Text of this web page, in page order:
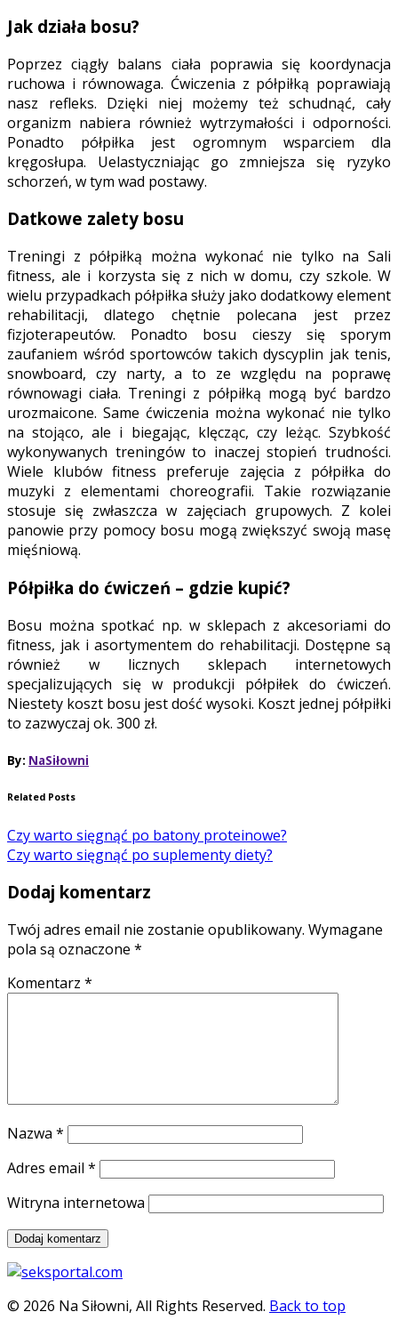
Jak działa bosu?
Poprzez ciągły balans ciała poprawia się koordynacja
ruchowa i równowaga. Ćwiczenia z półpiłką poprawiają
nasz refleks. Dzięki niej możemy też schudnąć, cały
organizm nabiera również wytrzymałości i odporności.
Ponadto półpiłka jest ogromnym wsparciem dla
kręgosłupa. Uelastyczniając go zmniejsza się ryzyko
schorzeń, w tym wad postawy.
Datkowe zalety bosu
Treningi z półpiłką można wykonać nie tylko na Sali
fitness, ale i korzysta się z nich w domu, czy szkole. W
wielu przypadkach półpiłka służy jako dodatkowy element
rehabilitacji, dlatego chętnie polecana jest przez
fizjoterapeutów. Ponadto bosu cieszy się sporym
zaufaniem wśród sportowców takich dyscyplin jak tenis,
snowboard, czy narty, a to ze względu na poprawę
równowagi ciała. Treningi z półpiłką mogą być bardzo
urozmaicone. Same ćwiczenia można wykonać nie tylko
na stojąco, ale i biegając, klęcząc, czy leżąc. Szybkość
wykonywanych treningów to inaczej stopień trudności.
Wiele klubów fitness preferuje zajęcia z półpiłka do
muzyki z elementami choreografii. Takie rozwiązanie
stosuje się zwłaszcza w zajęciach grupowych. Z kolei
panowie przy pomocy bosu mogą zwiększyć swoją masę
mięśniową.
Półpiłka do ćwiczeń – gdzie kupić?
Bosu można spotkać np. w sklepach z akcesoriami do
fitness, jak i asortymentem do rehabilitacji. Dostępne są
również w licznych sklepach internetowych
specjalizujących się w produkcji półpiłek do ćwiczeń.
Niestety koszt bosu jest dość wysoki. Koszt jednej półpiłki
to zazwyczaj ok. 300 zł.
By: NaSiłowni
Related Posts
Czy warto sięgnąć po batony proteinowe?
Czy warto sięgnąć po suplementy diety?
Dodaj komentarz
Twój adres email nie zostanie opublikowany. Wymagane
pola są oznaczone *
Komentarz *
Nazwa *
Adres email *
Witryna internetowa
© 2026 Na Siłowni, All Rights Reserved. Back to top